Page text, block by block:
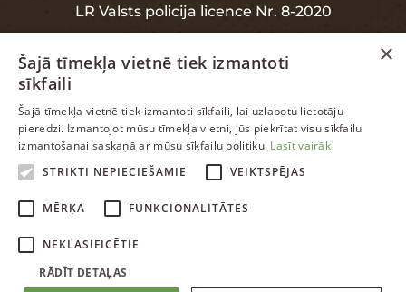
LR Valsts policija licence Nr. 8-2020
INFORMĀCIJA
Garantija
ENGLISH
×
Šajā tīmekļa vietnē tiek izmantoti
sīkfaili
Šajā tīmekļa vietnē tiek izmantoti sīkfaili, lai uzlabotu lietotāju
pieredzi. Izmantojot mūsu tīmekļa vietni, jūs piekrītat visu sīkfailu
izmantošanai saskaņā ar mūsu sīkfailu politiku. Lasīt vairāk
STRIKTI NEPIECIEŠAMIE
VEIKTSPĒJAS
MĒRĶA FUNKCIONALITĀTES
NEKLASIFICĒTIE
RĀDĪT DETAĻAS